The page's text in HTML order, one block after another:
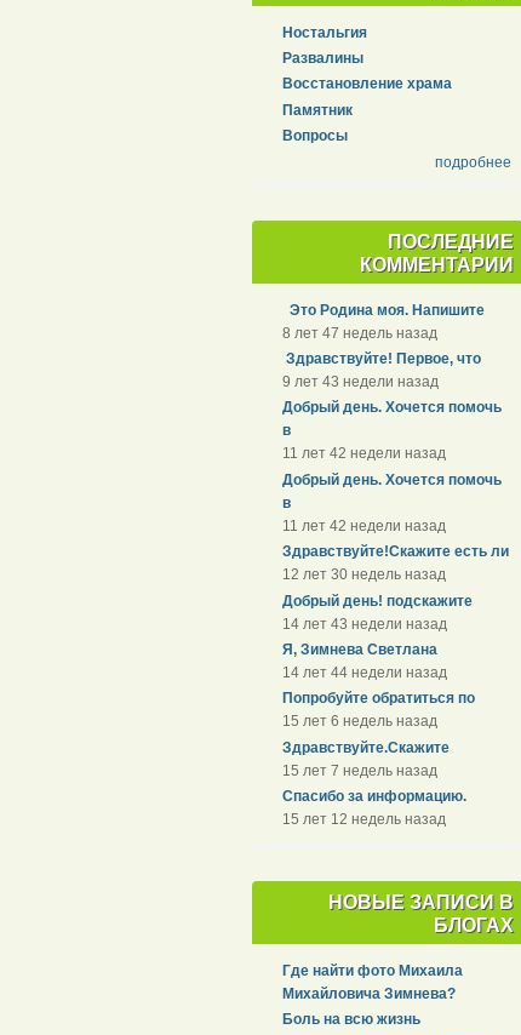
Ностальгия
Развалины
Восстановление храма
Памятник
Вопросы
подробнее
ПОСЛЕДНИЕ
КОММЕНТАРИИ
Это Родина моя. Напишите
8 лет 47 недель назад
Здравствуйте! Первое, что
9 лет 43 недели назад
Добрый день. Хочется помочь
в
11 лет 42 недели назад
Добрый день. Хочется помочь
в
11 лет 42 недели назад
Здравствуйте!Скажите есть ли
12 лет 30 недель назад
Добрый день! подскажите
14 лет 43 недели назад
Я, Зимнева Светлана
14 лет 44 недели назад
Попробуйте обратиться по
15 лет 6 недель назад
Здравствуйте.Скажите
15 лет 7 недель назад
Спасибо за информацию.
15 лет 12 недель назад
НОВЫЕ ЗАПИСИ В
БЛОГАХ
Где найти фото Михаила
Михайловича Зимнева?
Боль на всю жизнь